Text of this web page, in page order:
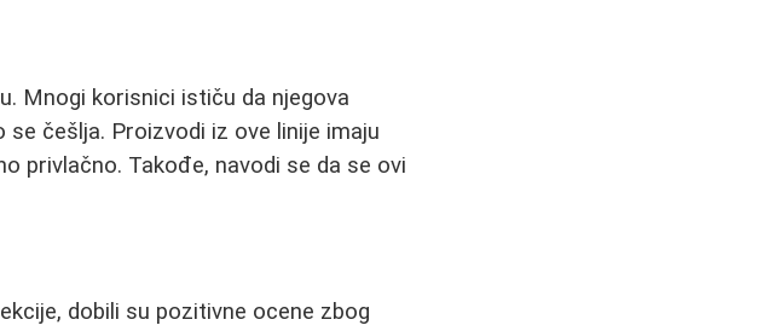
Mnogi korisnici ističu da njegova
češlja. Proizvodi iz ove linije imaju
privlačno. Takođe, navodi se da se ovi
dobili su pozitivne ocene zbog